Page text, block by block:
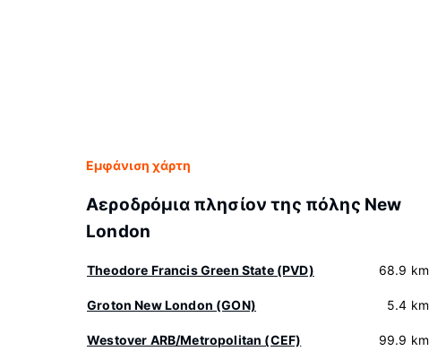
Εμφάνιση χάρτη
Αεροδρόμια πλησίον της πόλης New
London
Theodore Francis Green State (PVD) 68.9 km
Groton New London (GON) 5.4 km
Westover ARB/Metropolitan (CEF) 99.9 km